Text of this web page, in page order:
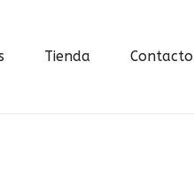
Tienda Contacto